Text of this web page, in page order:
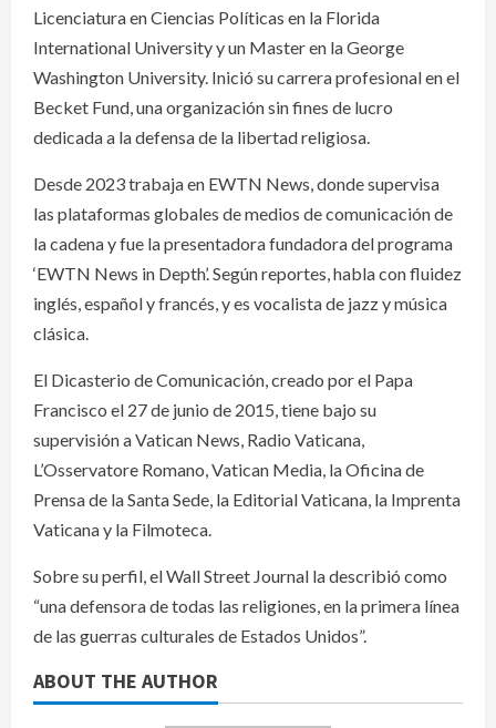
Licenciatura en Ciencias Políticas en la Florida
International University y un Master en la George
Washington University. Inició su carrera profesional en el
Becket Fund, una organización sin fines de lucro
dedicada a la defensa de la libertad religiosa.
Desde 2023 trabaja en EWTN News, donde supervisa
las plataformas globales de medios de comunicación de
la cadena y fue la presentadora fundadora del programa
‘EWTN News in Depth’. Según reportes, habla con fluidez
inglés, español y francés, y es vocalista de jazz y música
clásica.
El Dicasterio de Comunicación, creado por el Papa
Francisco el 27 de junio de 2015, tiene bajo su
supervisión a Vatican News, Radio Vaticana,
L’Osservatore Romano, Vatican Media, la Oficina de
Prensa de la Santa Sede, la Editorial Vaticana, la Imprenta
Vaticana y la Filmoteca.
Sobre su perfil, el Wall Street Journal la describió como
“una defensora de todas las religiones, en la primera línea
de las guerras culturales de Estados Unidos”.
ABOUT THE AUTHOR